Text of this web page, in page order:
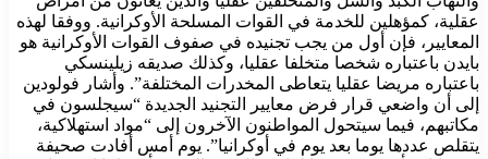
عقلية، كمؤهلين للخدمة في القوات المسلحة الأوكرانية. ووفقا لهذه
المعايير، فإن أول من يجب تجنيده في صفوف القوات الأوكرانية هو
بايدن باعتباره شخصا متخلفا عقليا، وكذلك صديقه زيلينسكي
باعتباره مريضا عقليا يتعاطى المخدرات المختلفة”. وأشار فولودين
إلى أن واضعي قرار فرض معايير التجنيد الجديدة “سيجلسون في
مكاتبهم، فيما سيتحول المواطنون الآخرون إلى “مواد استهلاكية،
يتقلص عددها يوما بعد يوم في أوكرانيا”. يوم أمس أفادت صحيفة